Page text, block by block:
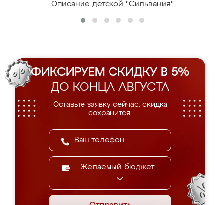
Описание детской "Сильвания"
ФИКСИРУЕМ СКИДКУ В 5%
ДО КОНЦА АВГУСТА
Оставьте заявку сейчас, скидка
сохранится.
Желаемый бюджет